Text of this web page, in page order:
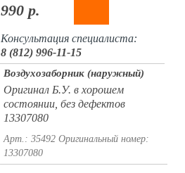
990 р.
Консультация специалиста:
8 (812) 996-11-15
Воздухозаборник (наружный)
Оригинал Б.У. в хорошем
состоянии, без дефектов
13307080
Арт.: 35492 Оригинальный номер:
13307080